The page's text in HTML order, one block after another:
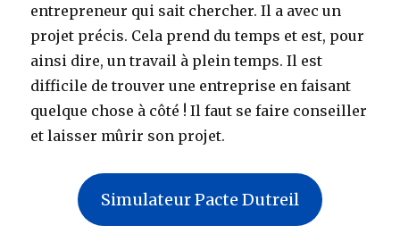
entrepreneur qui sait chercher. Il a avec un
projet précis. Cela prend du temps et est, pour
ainsi dire, un travail à plein temps. Il est
difficile de trouver une entreprise en faisant
quelque chose à côté ! Il faut se faire conseiller
et laisser mûrir son projet.
Simulateur Pacte Dutreil